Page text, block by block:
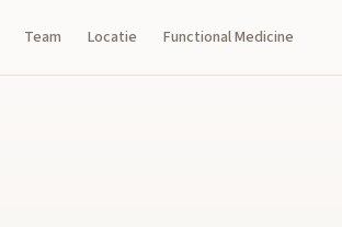
Team Locatie Functional Medicine